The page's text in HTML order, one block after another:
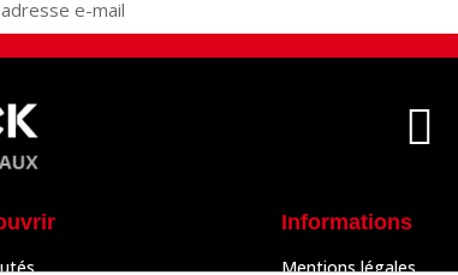
Informations
Mentions légales